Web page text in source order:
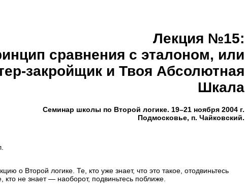
Лекция №15:
сравнения с эталоном, или
закройщик и Твоя Абсолютная
Шкала
Семинар школы по Второй логике. 19–21 ноября 2004 г.
Подмосковье, п. Чайковский.
о Второй логике. Те, кто уже знает, что это такое, отодвиньтесь
кто не знает — наоборот, подвиньтесь поближе.